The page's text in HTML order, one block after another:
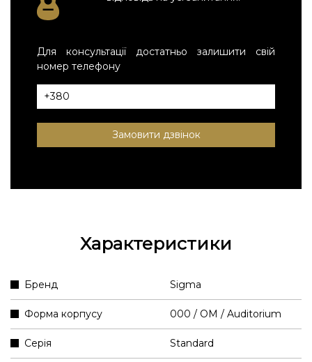
Для консультації достатньо залишити свій
номер телефону
Замовити дзвінок
Характеристики
Бренд Sigma
Форма корпусу 000 / OM / Auditorium
Серія Standard